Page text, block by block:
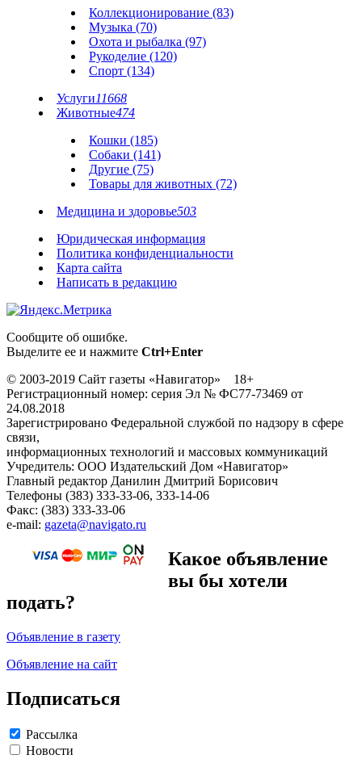
Коллекционирование (83)
Музыка (70)
Охота и рыбалка (97)
Рукоделие (120)
Спорт (134)
Услуги11668
Животные474
Кошки (185)
Собаки (141)
Другие (75)
Товары для животных (72)
Медицина и здоровье503
Юридическая информация
Политика конфиденциальности
Карта сайта
Написать в редакцию
Сообщите об ошибке.
Выделите ее и нажмите Ctrl+Enter
© 2003-2019 Сайт газеты «Навигатор» 18+
Регистрационный номер: серия Эл № ФС77-73469 от
24.08.2018
Зарегистрировано Федеральной службой по надзору в сфере
связи,
информационных технологий и массовых коммуникаций
Учредитель: ООО Издательский Дом «Навигатор»
Главный редактор Данилин Дмитрий Борисович
Телефоны (383) 333-33-06, 333-14-06
Факс: (383) 333-33-06
e-mail: gazeta@navigato.ru
Какое объявление
вы бы хотели
подать?
Объявление в газету
Объявление на сайт
Подписаться
Рассылка
Новости